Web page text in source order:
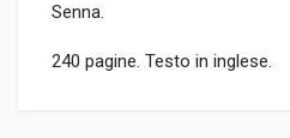
Senna.
240 pagine. Testo in inglese.